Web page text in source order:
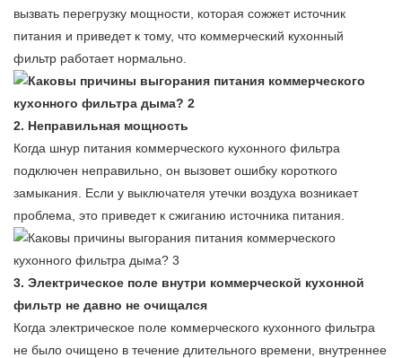
вызвать перегрузку мощности, которая сожжет источник
питания и приведет к тому, что коммерческий кухонный
фильтр работает нормально.
2. Неправильная мощность
Когда шнур питания коммерческого кухонного фильтра
подключен неправильно, он вызовет ошибку короткого
замыкания. Если у выключателя утечки воздуха возникает
проблема, это приведет к сжиганию источника питания.
3. Электрическое поле внутри коммерческой кухонной
фильтр не давно не очищался
Когда электрическое поле коммерческого кухонного фильтра
не было очищено в течение длительного времени, внутреннее